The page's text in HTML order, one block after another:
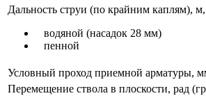
Дальность струи (по крайним каплям),
водяной (насадок 28 мм)
пенной
Условный проход приемной арматуры,
Перемещение ствола в плоскости, рад